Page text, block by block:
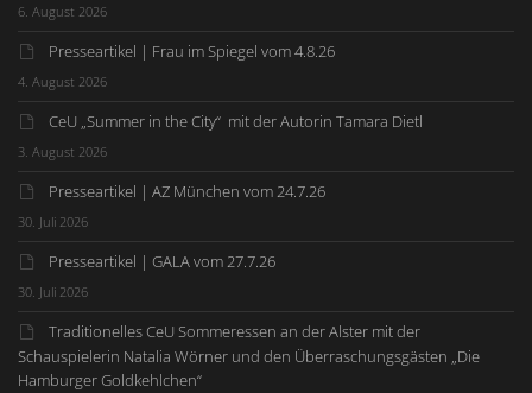
6. August 2026
Presseartikel | Frau im Spiegel vom 4.8.26
4. August 2026
CeU „Summer in the City“ mit der Autorin Tamara Dietl
3. August 2026
Presseartikel | AZ München vom 24.7.26
30. Juli 2026
Presseartikel | GALA vom 27.7.26
30. Juli 2026
Traditionelles CeU Sommeressen an der Alster mit der
Schauspielerin Natalia Wörner und den Überraschungsgästen „Die
Hamburger Goldkehlchen“